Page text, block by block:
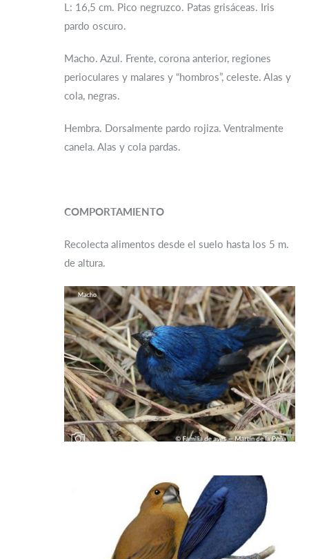
L: 16,5 cm. Pico negruzco. Patas grisáceas. Iris
pardo oscuro.
Macho. Azul. Frente, corona anterior, regiones
perioculares y malares y “hombros”, celeste. Alas y
cola, negras.
Hembra. Dorsalmente pardo rojiza. Ventralmente
canela. Alas y cola pardas.
COMPORTAMIENTO
Recolecta alimentos desde el suelo hasta los 5 m.
de altura.